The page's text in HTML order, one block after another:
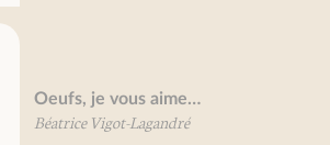
Oeufs, je vous aime…
Béatrice Vigot-Lagandré